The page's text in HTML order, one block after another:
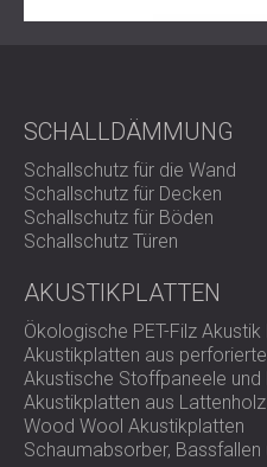
SCHALLDÄMMUNG
Schallschutz für die Wand
Schallschutz für Decken
Schallschutz für Böden
Schallschutz Türen
AKUSTIKPLATTEN
Ökologische PET-Filz
Akustikplatten aus
Akustische Stoffpaneele und
Akustikplatten aus Lattenholz
Wood Wool Akustikplatten
Schaumabsorber, Bassfallen